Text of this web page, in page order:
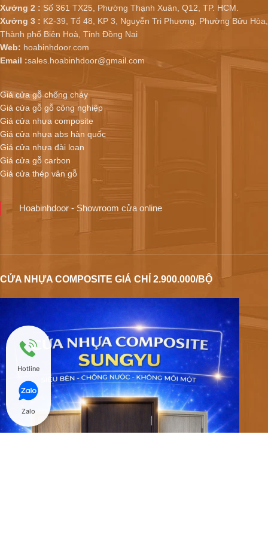
Xưởng 2 : Số 361 TX25, Phường Thạnh Xuân, Q12, TP. HCM.
Xưởng 3 : K2-39, Tổ 48, KP 3, Nguyễn Tri Phương, Phường Bửu Hòa,
Thành phố Biên Hoà, Tỉnh Đồng Nai
Web: hoabinhdoor.com
Email :sales.hoabinhdoor@gmail.com
Giá cửa gỗ chống cháy
Giá cửa gỗ gỗ công nghiệp
Giá cửa nhựa composite
Giá cửa nhựa abs hàn quốc
Giá cửa nhựa đài loan
Giá cửa gỗ carbon
Giá cửa thép vân gỗ
Hoabinhdoor - Showroom cửa online
CỬA NHỰA COMPOSITE GIÁ CHỈ 2.900.000/BỘ
Hotline
Zalo